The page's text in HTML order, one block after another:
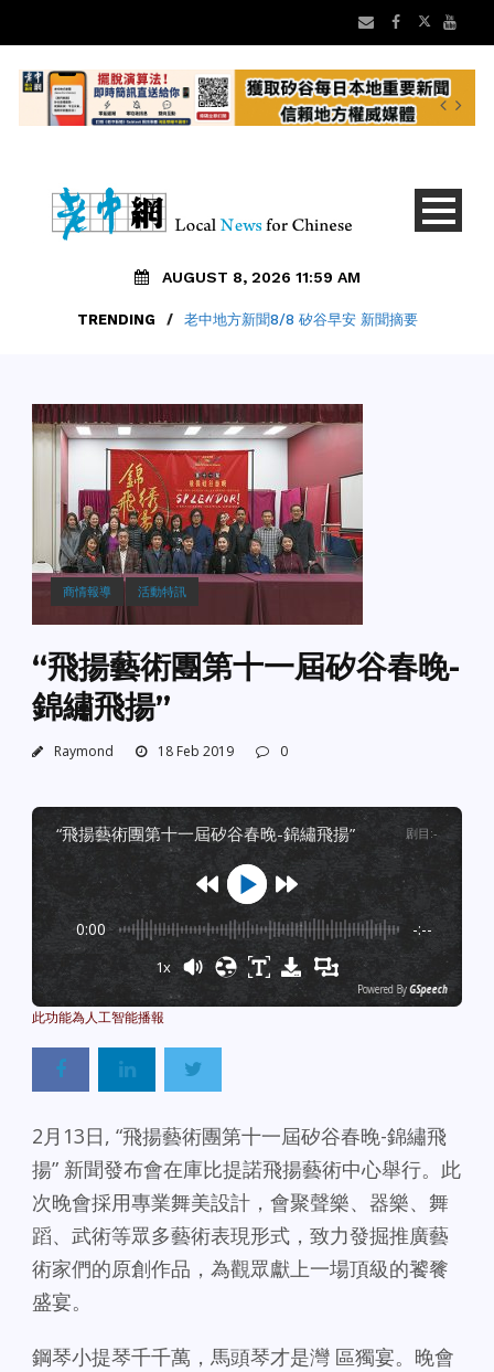
AUGUST 8, 2026 11:59 AM
TRENDING / 老中地方新聞8/8 矽谷早安 新聞摘要
商情報導 活動特訊
“飛揚藝術團第十一屆矽谷春晚-
錦繡飛揚”
Raymond 18 Feb 2019 0
“飛揚藝術團第十一屆矽谷春晚-錦繡飛揚” 剧目 :-
0:00 -:--
1x
Powered By GSpeech
2月13日, “飛揚藝術團第十一屆矽谷春晚-錦繡飛
揚” 新聞發布會在庫比提諾飛揚藝術中心舉行。 此
次晚會採用專業舞美設計，會聚聲樂、器樂、舞
蹈、武術等眾多藝術表現形式，致力發掘推廣藝
術家們的原創作品，為觀眾獻上一場頂級的饕餮
盛宴。
鋼琴小提琴千千萬，馬頭琴才是灣 區獨宴。晚會